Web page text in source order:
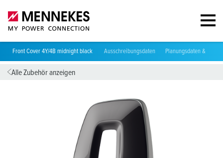
Front Cover 4Y/4B midnight black Ausschreibungsdaten Planungsdaten &
Alle Zubehör anzeigen